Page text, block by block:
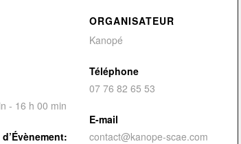
- 16 h 00 min
ORGANISATEUR
Kanopé
Téléphone
07 76 82 65 53
E-mail
contact@kanope-scae.com